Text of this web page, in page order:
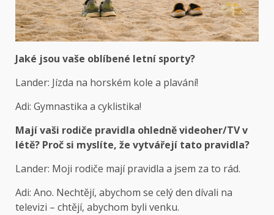
Jaké jsou vaše oblíbené letní sporty?
Lander: Jízda na horském kole a plavání!
Adi: Gymnastika a cyklistika!
Mají vaši rodiče pravidla ohledně videoher/TV v
létě? Proč si myslíte, že vytvářejí tato pravidla?
Lander: Moji rodiče mají pravidla a jsem za to rád.
Adi: Ano. Nechtějí, abychom se celý den dívali na
televizi – chtějí, abychom byli venku.